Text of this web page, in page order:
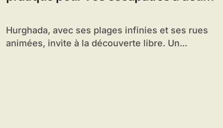
Hurghada, avec ses plages infinies et ses rues
animées, invite à la découverte libre. Un...